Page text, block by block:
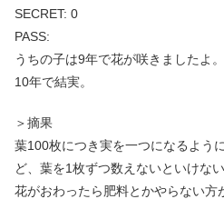
SECRET: 0
PASS:
うちの子は9年で花が咲きましたよ。
10年で結実。
＞摘果
葉100枚につき実を一つになるよう
ど、葉を1枚ずつ数えないといけな
花がおわったら肥料とかやらない方